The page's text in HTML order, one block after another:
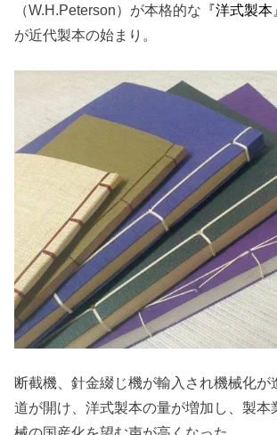
（W.H.Peterson）が本格的な 『洋式製本
が近代製本の始まり。
断截機、針金綴じ機が輸入され機械化が
道が開け、洋式製本の量が増加し、製本